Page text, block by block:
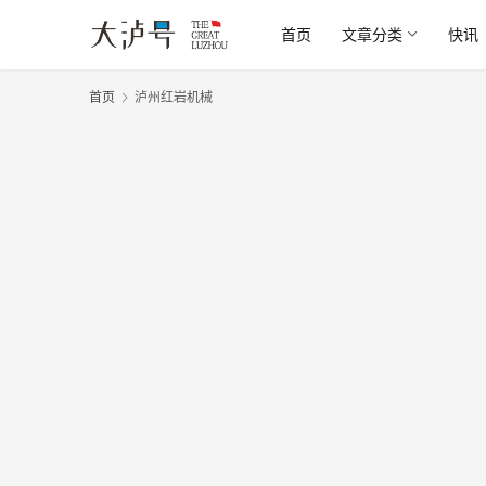
首页 文章分类 快讯
首页 泸州红岩机械